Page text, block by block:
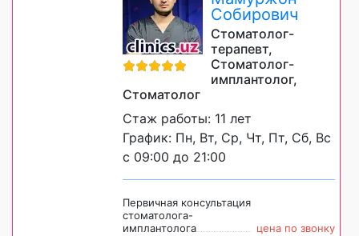
Собирович
Стоматолог-
терапевт,
Стоматолог-
имплантолог,
Стоматолог
Стаж работы: 11 лет
График: Пн, Вт, Ср, Чт, Пт, Сб, Вс
с 09:00 до 21:00
Первичная консультация
стоматолога-
имплантолога
цена по звонку